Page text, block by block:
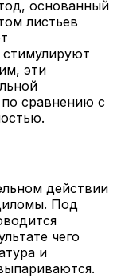
основанный
листьев
эти
сравнению с
действии
Под
чего
и